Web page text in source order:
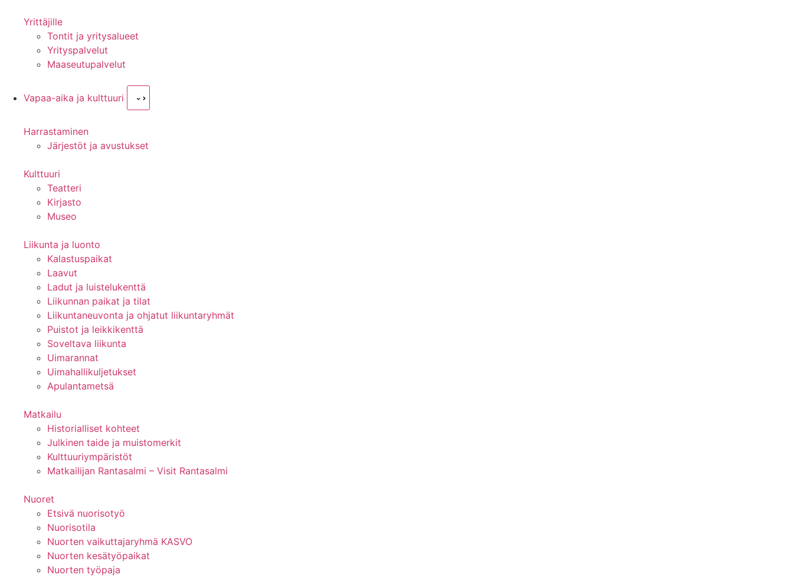
Yrittäjille
Tontit ja yritysalueet
Yrityspalvelut
Maaseutupalvelut
Vapaa-aika ja kulttuuri
Harrastaminen
Järjestöt ja avustukset
Kulttuuri
Teatteri
Kirjasto
Museo
Liikunta ja luonto
Kalastuspaikat
Laavut
Ladut ja luistelukenttä
Liikunnan paikat ja tilat
Liikuntaneuvonta ja ohjatut liikuntaryhmät
Puistot ja leikkikenttä
Soveltava liikunta
Uimarannat
Uimahallikuljetukset
Apulantametsä
Matkailu
Historialliset kohteet
Julkinen taide ja muistomerkit
Kulttuuriympäristöt
Matkailijan Rantasalmi – Visit Rantasalmi
Nuoret
Etsivä nuorisotyö
Nuorisotila
Nuorten vaikuttajaryhmä KASVO
Nuorten kesätyöpaikat
Nuorten työpaja